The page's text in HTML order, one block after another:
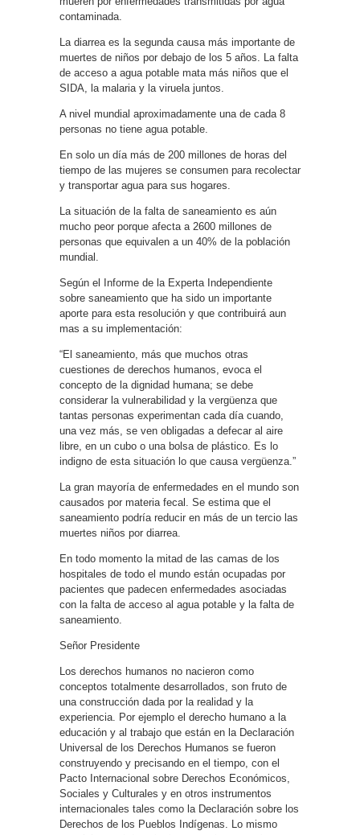
contaminada.
La diarrea es la segunda causa más importante de
muertes de niños por debajo de los 5 años. La falta
de acceso a agua potable mata más niños que el
SIDA, la malaria y la viruela juntos.
A nivel mundial aproximadamente una de cada 8
personas no tiene agua potable.
En solo un día más de 200 millones de horas del
tiempo de las mujeres se consumen para recolectar
y transportar agua para sus hogares.
La situación de la falta de saneamiento es aún
mucho peor porque afecta a 2600 millones de
personas que equivalen a un 40% de la población
mundial.
Según el Informe de la Experta Independiente
sobre saneamiento que ha sido un importante
aporte para esta resolución y que contribuirá aun
mas a su implementación:
“El saneamiento, más que muchos otras
cuestiones de derechos humanos, evoca el
concepto de la dignidad humana; se debe
considerar la vulnerabilidad y la vergüenza que
tantas personas experimentan cada día cuando,
una vez más, se ven obligadas a defecar al aire
libre, en un cubo o una bolsa de plástico. Es lo
indigno de esta situación lo que causa vergüenza.”
La gran mayoría de enfermedades en el mundo son
causados por materia fecal. Se estima que el
saneamiento podría reducir en más de un tercio las
muertes niños por diarrea.
En todo momento la mitad de las camas de los
hospitales de todo el mundo están ocupadas por
pacientes que padecen enfermedades asociadas
con la falta de acceso al agua potable y la falta de
saneamiento.
Señor Presidente
Los derechos humanos no nacieron como
conceptos totalmente desarrollados, son fruto de
una construcción dada por la realidad y la
experiencia. Por ejemplo el derecho humano a la
educación y al trabajo que están en la Declaración
Universal de los Derechos Humanos se fueron
construyendo y precisando en el tiempo, con el
Pacto Internacional sobre Derechos Económicos,
Sociales y Culturales y en otros instrumentos
internacionales tales como la Declaración sobre los
Derechos de los Pueblos Indígenas. Lo mismo